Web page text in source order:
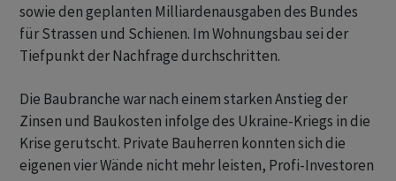
sowie den geplanten Milliardenausgaben des Bundes
für Strassen und Schienen. Im Wohnungsbau sei der
Tiefpunkt der Nachfrage durchschritten.
Die Baubranche war nach einem starken Anstieg der
Zinsen und Baukosten infolge des Ukraine-Kriegs in die
Krise gerutscht. Private Bauherren konnten sich die
eigenen vier Wände nicht mehr leisten, Profi-Investoren